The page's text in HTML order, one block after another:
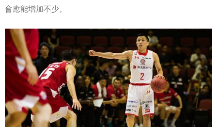
會應能增加不少。